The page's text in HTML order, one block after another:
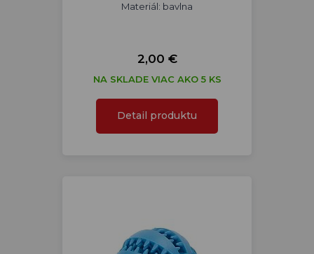
Materiál: bavlna
2,00 €
NA SKLADE VIAC AKO 5 KS
Detail produktu